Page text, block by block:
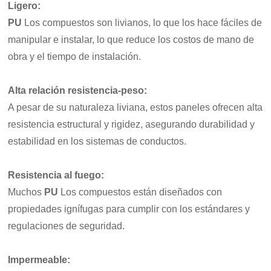
Ligero:
PU Los compuestos son livianos, lo que los hace fáciles de
manipular e instalar, lo que reduce los costos de mano de
obra y el tiempo de instalación.
Alta relación resistencia-peso:
A pesar de su naturaleza liviana, estos paneles ofrecen alta
resistencia estructural y rigidez, asegurando durabilidad y
estabilidad en los sistemas de conductos.
Resistencia al fuego:
Muchos PU Los compuestos están diseñados con
propiedades ignífugas para cumplir con los estándares y
regulaciones de seguridad.
Impermeable: